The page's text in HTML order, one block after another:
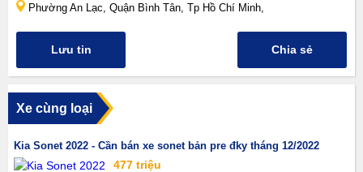
Phường An Lạc, Quận Bình Tân, Tp Hồ Chí Minh,
Lưu tin Chia sẻ
Xe cùng loại
Kia Sonet 2022 - Cần bán xe sonet bản pre đky tháng 12/2022
477 triệu